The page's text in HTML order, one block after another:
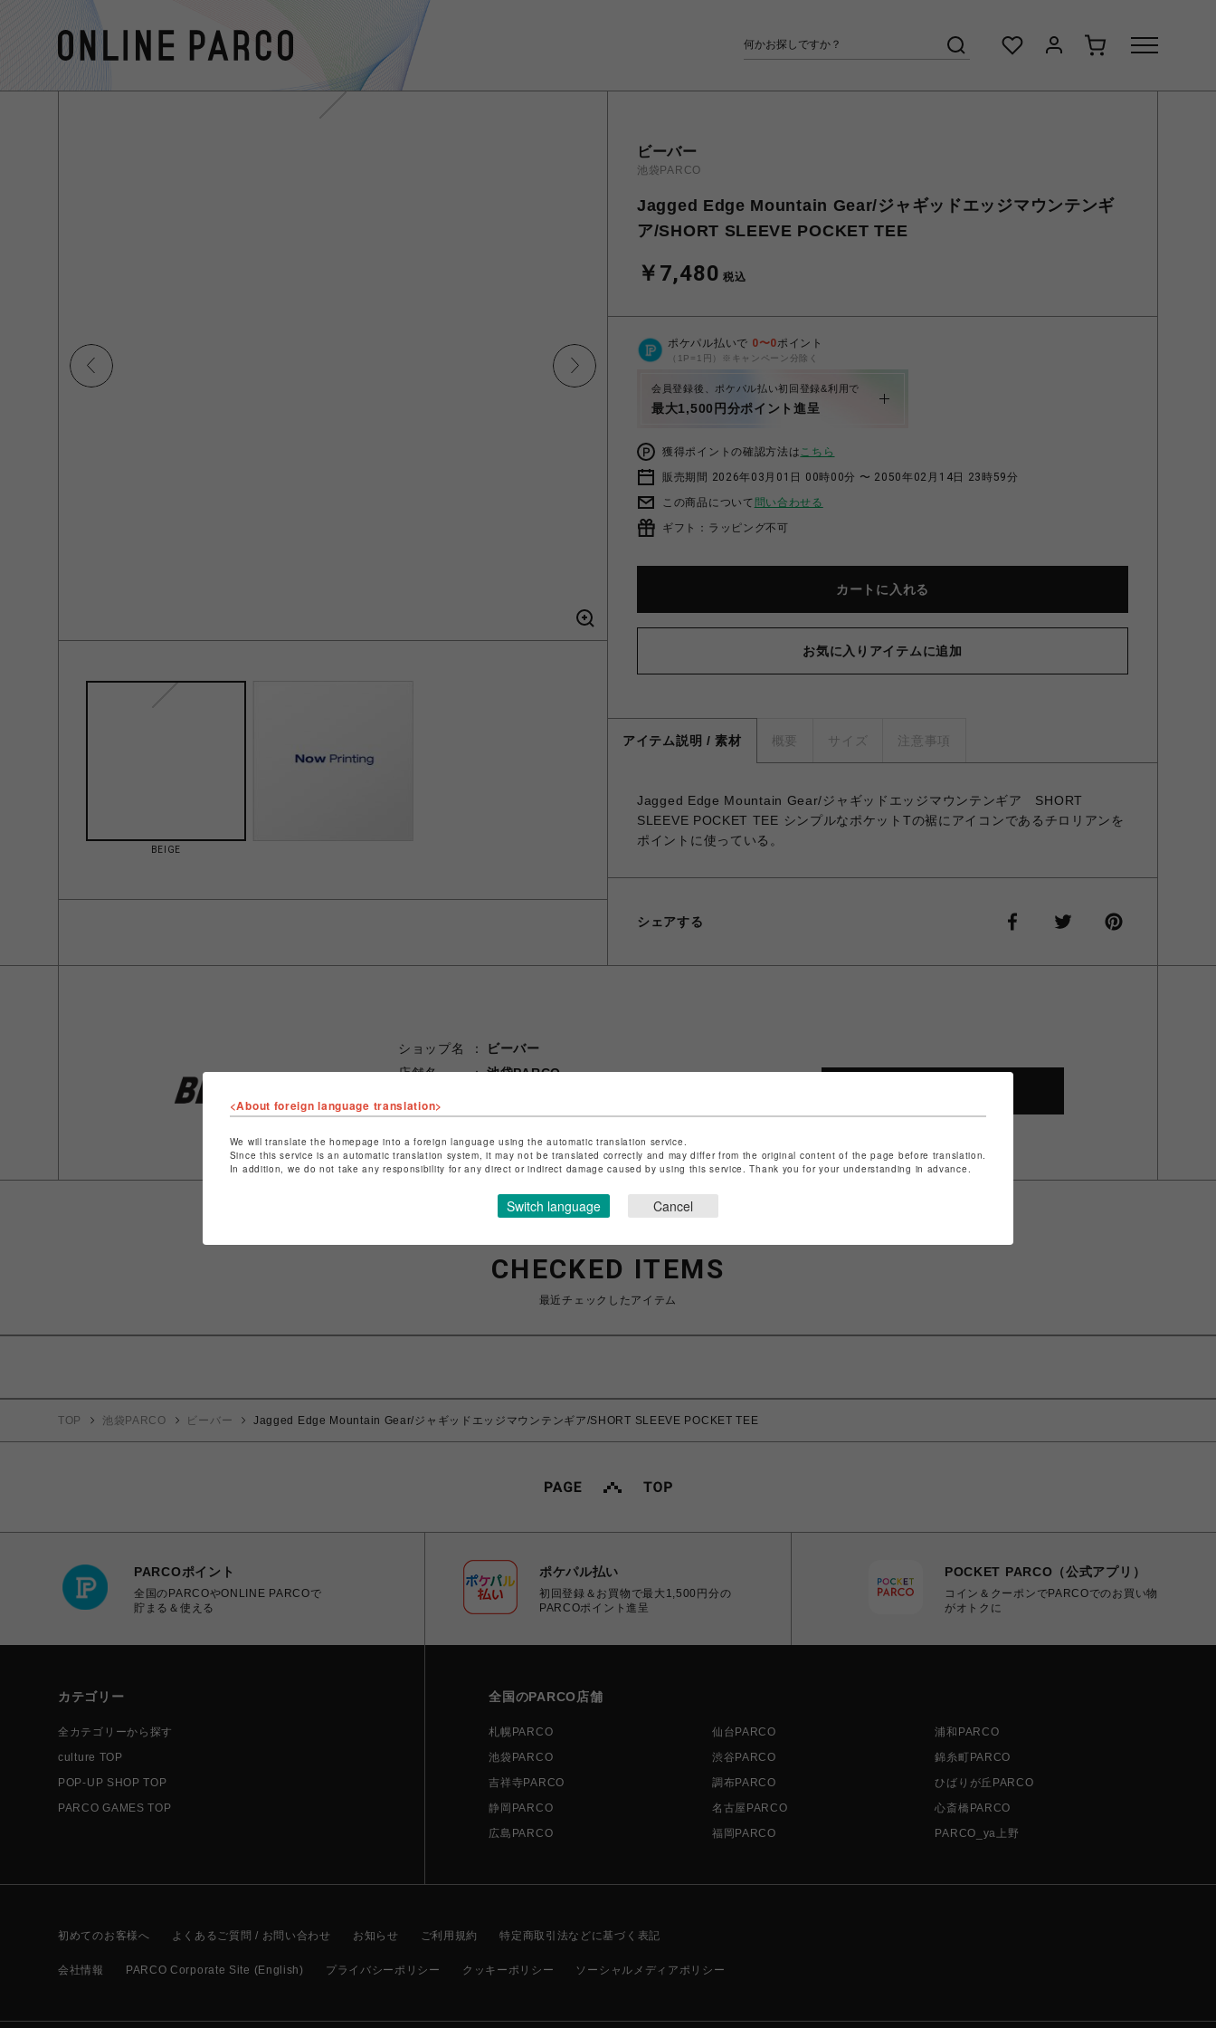
BEIGE
ビーバー
池袋PARCO
Jagged Edge Mountain Gear/ジャギッドエッジマウンテンギ
ア/SHORT SLEEVE POCKET TEE
￥7,480 税込
ポケパル払いで 0〜0ポイント
（1P=1円）※キャンペーン分除く
会員登録後、ポケパル払い初回登録&利用で
最大1,500円分ポイント進呈
獲得ポイントの確認方法はこちら
販売期間 2026年03月01日 00時00分 〜 2050年02月14日 23時59分
この商品について 問い合わせる
ギフト：ラッピング不可
カートに入れる
お気に入りアイテムに追加
アイテム説明 / 素材 概要 サイズ 注意事項
Jagged Edge Mountain Gear/ジャギッドエッジマウンテンギア SHORT
SLEEVE POCKET TEE シンプルなポケットTの裾にアイコンであるチロリアンを
ポイントに使っている。
シェアする
ショップ名
ビーバー
店舗名
池袋PARCO
特定商取引法など法令に基づく表記は
CHECKED ITEMS
最近チェックしたアイテム
TOP 池袋PARCO ビーバー Jagged Edge Mountain Gear/ジャギッドエッジマウンテンギア/SHORT SLEEVE POCKET TEE
PARCOポイント
全国のPARCOやONLINE PARCOで
貯まる＆使える
ポケパル払い
初回登録＆お買物で最大1,500円分の
PARCOポイント進呈
POCKET PARCO（公式アプリ）
コイン＆クーポンでPARCOでのお買い物
がオトクに
カテゴリー
全カテゴリーから探す
culture TOP
POP-UP SHOP TOP
PARCO GAMES TOP
全国のPARCO店舗
札幌PARCO 仙台PARCO
浦和PARCO
池袋PARCO
渋谷PARCO
錦糸町PARCO
吉祥寺PARCO
調布PARCO
ひばりが丘PARCO
静岡PARCO
名古屋PARCO
心斎橋PARCO
広島PARCO
福岡PARCO PARCO_ya上野
初めてのお客様へ よくあるご質問 / お問い合わせ お知らせ ご利用規約 特定商取引法などに基づく表記
会社情報 PARCO Corporate Site (English) プライバシーポリシー クッキーポリシー ソーシャルメディアポリシー
<About foreign language translation>
We will translate the homepage into a foreign language using the automatic translation service.
Since this service is an automatic translation system, it may not be translated correctly and may differ from the original content of the page before translation.
In addition, we do not take any responsibility for any direct or indirect damage caused by using this service. Thank you for your understanding in advance.
Switch language Cancel